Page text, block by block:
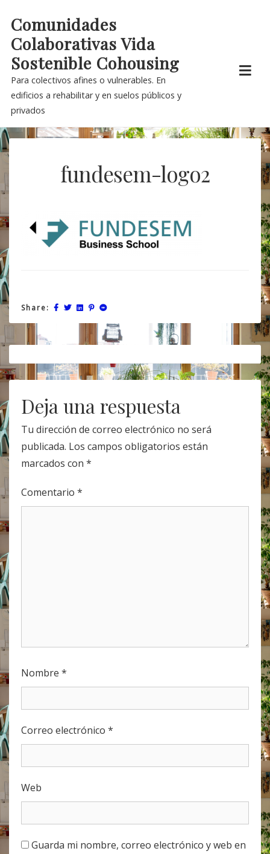
content
Comunidades
Colaborativas Vida
Sostenible Cohousing
Para colectivos afines o vulnerables. En
edificios a rehabilitar y en suelos públicos y
privados
fundesem-logo2
Share:
Post
navigation
Deja una respuesta
Tu dirección de correo electrónico no será
publicada. Los campos obligatorios están
marcados con *
Comentario *
Nombre *
Correo electrónico *
Web
Guarda mi nombre, correo electrónico y web en